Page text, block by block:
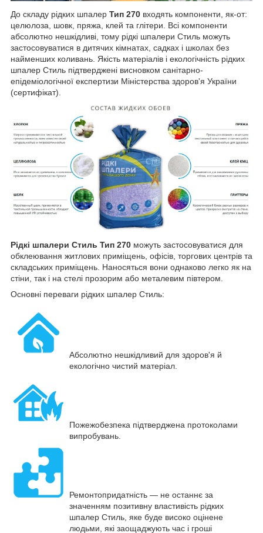
До складу рідких шпалер Тип 270 входять компоненти, як-от:
целюлоза, шовк, пряжа, клей та глітери. Всі компоненти
абсолютно нешкідливі, тому рідкі шпалери Стиль можуть
застосовуватися в дитячих кімнатах, садках і школах без
найменших коливань. Якість матеріалів і екологічність рідких
шпалер Стиль підтверджені висновком санітарно-
епідеміологічної експертизи Міністерства здоров'я України
(сертифікат).
Рідкі шпалери Стиль Тип 270 можуть застосовуватися для
обклеювання житлових приміщень, офісів, торгових центрів та
складських приміщень. Наносяться вони однаково легко як на
стіни, так і на стелі прозорим або металевим півтером.
Основні переваги рідких шпалер Стиль:
Абсолютно нешкідливий для здоров'я й
екологічно чистий матеріал.
Пожежобезпека підтверджена протоколами
випробувань.
Ремонтопридатність — не останнє за
значенням позитивну властивість рідких
шпалер Стиль, яке буде високо оцінене
людьми, які заощаджують час і гроші